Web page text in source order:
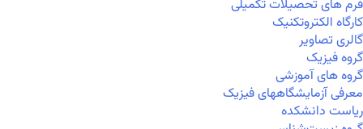
فرم های تحصیلات تکمیلی
کارگاه الکتروتکنیک
گالری تصاویر
گروه فیزیک
گروه های آموزشی
معرفی آزمایشگاههای فیزیک
ریاست دانشکده